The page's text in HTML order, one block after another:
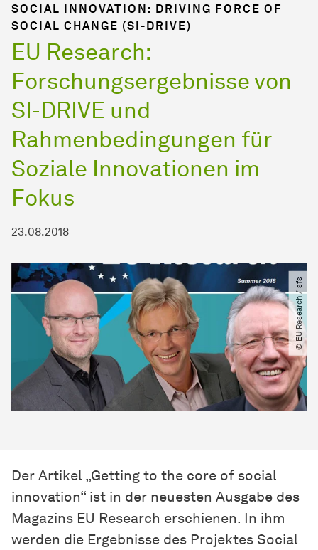
SOCIAL INNOVATION: DRIVING FORCE OF
SOCIAL CHANGE (SI-DRIVE)
EU Research:
Forschungsergebnisse von
SI-DRIVE und
Rahmenbedingungen für
Soziale Innovationen im
Fokus
23.08.2018
© EU Research ​/​ sfs
Der Artikel „Getting to the core of social
innovation“ ist in der neuesten Ausgabe des
Magazins EU Research erschienen. In ihm
werden die Ergebnisse des Projektes Social